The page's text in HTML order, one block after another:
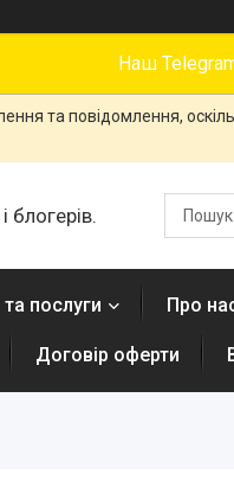
Наш
та повідомлення,
блогерів.
послуги Про
Договір оферти